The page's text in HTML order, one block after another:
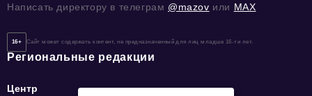
Написать директору в телеграм @mazov или MAX
16+ Сайт может содержать контент, не предназначенный для лиц младше 16-ти лет.
Региональные редакции
Центр